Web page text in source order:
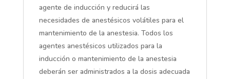
agente de inducción y reducirá las
necesidades de anestésicos volátiles para el
mantenimiento de la anestesia. Todos los
agentes anestésicos utilizados para la
inducción o mantenimiento de la anestesia
deberán ser administrados a la dosis adecuada